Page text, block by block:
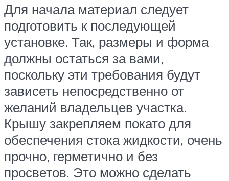
Для начала материал следует
подготовить к последующей
установке. Так, размеры и форма
должны остаться за вами,
поскольку эти требования будут
зависеть непосредственно от
желаний владельцев участка.
Крышу закрепляем покато для
обеспечения стока жидкости, очень
прочно, герметично и без
просветов. Это можно сделать